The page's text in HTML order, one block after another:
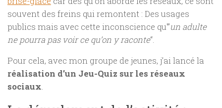
souvent des freins qui remontent : Des usages
publics mais avec cette inconscience qu'”un adulte
ne pourra pas voir ce qu’on y raconte“.
Pour cela, avec mon groupe de jeunes, j’ai lancé la
réalisation d’un Jeu-Quiz sur les réseaux
sociaux.